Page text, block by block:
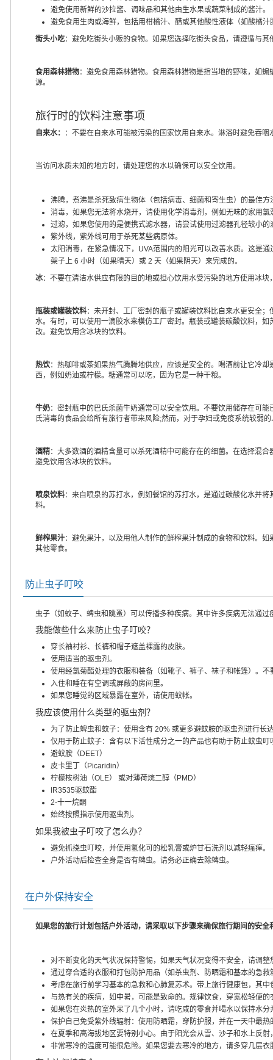
避免使用新鲜的沙拉酱、调味品和其他由生水果或蔬菜制成的酱汁。
避免食用生肉或海鲜，包括用柑橘汁、醋或其他酸性液体（如酸橘汁
街头小吃：避免吃街头小贩的食物。如果您选择吃街头食品，请遵循与
食用森林猎物：避免食用森林猎物。食用森林猎物是指当地的野味，如
源。
旅行时的饮料注意事项
自来水： ：不要在自来水可能被污染的国家饮用自来水。淋浴时避免吞
当访问水质未知的地方时，请处理您的水以确保可以安全饮用。
沸腾，煮沸是杀死致病生物体（包括病毒、细菌和寄生虫）的最佳方
消毒，如果您无法将水烧开，请使用化学消毒剂，例如无味的家用
过滤，如果您使用的是便携式滤水器，请尝试使用过滤器孔径较小
紫外线，紫外线可用于杀死某些病原体。
太阳消毒，在紧急情况下，UVA范围内的阳光可以改善水质。这是
架子上 6 小时（如果晴天）或 2 天（如果阴天）来完成的。
冰：不要在清洁水供应有限的目的地或担心饮用水受污染的地方使用冰
瓶装或罐装饮料：未开封、工厂密封的瓶子或罐装饮料比自来水更安全
水。有时，可以使用一滴胶水来模仿工厂密封。瓶装或罐装碳酸饮料，
改。避免饮用含冰块的饮料。
热饮：热咖啡或茶如果热气腾腾地供应，应该是安全的。喝酒前让它冷
西，例如奶油或柠檬。糖通常可以吃，因为它是一种干粮。
牛奶：密封瓶中的巴氏杀菌牛奶通常可以安全饮用。不要饮用储存在可
氏消毒的食品会给所有旅行者带来风险;然而，对于孕妇或免疫系统较弱
酒精：大多数酒的酒精含量可以杀死酒精中可能存在的细菌。在选择混
避免饮用含冰块的饮料。
喷泉饮料：来自喷泉的苏打水，例如餐馆的苏打水，是通过碳酸化水并
料。
鲜榨果汁：避免果汁，以及用他人制作的鲜榨果汁制成的食物和饮料。
其他零食。
防止虫子叮咬
虫子（如蚊子、蜱虫和跳蚤）可以传播多种疾病。其中许多疾病无法通
我能做些什么来防止虫子叮咬？
穿长袖衬衫、长裤和帽子遮盖裸露的皮肤。
使用适当的驱虫剂。
使用经氯菊酯处理的衣服和装备（如靴子、裤子、袜子和帐篷）。
入住和睡在有空调或屏蔽的房间里。
如果您睡觉的区域暴露在室外，请使用蚊帐。
我应该使用什么类型的驱虫剂？
为了防止蜱虫和蚊子：使用含有 20% 或更多避蚊胺的驱虫剂进行长
仅用于防止蚊子：含有以下活性成分之一的产品也有助于防止蚊虫
避蚊胺（DEET）
皮卡里丁（Picaridin）
柠檬桉树油（OLE） 或对薄荷烷二醇（PMD）
IR3535驱蚊酯
2-十一烷酮
始终按照指示使用驱虫剂。
如果我被虫子叮咬了怎么办？
避免抓挠虫叮咬，并使用氢化可的松乳膏或炉甘石洗剂以减轻瘙痒。
户外活动后检查全身是否有蜱虫。请务必正确去除蜱虫。
在户外保持安全
如果您的旅行计划包括户外活动，请采取以下步骤来确保旅行期间的安全
对不断变化的天气状况保持警惕，如果天气状况变得不安全，请调整
通过穿合适的衣服和打包防护用品（如杀虫剂、防晒霜和基本的急救
考虑在旅行前学习基本的急救和心肺复苏术。带上旅行健康包，其
与热有关的疾病，如中暑，可能是致命的。规律饮食，穿宽松轻便
如果您在炎热的室外呆了几个小时，请吃咸的零食并喝水以保持水
保护自己免受紫外线辐射：使用防晒霜，穿防护服，并在一天中最热
在夏季和高海拔地区要特别小心。由于阳光会从雪、沙子和水上反
非常寒冷的温度可能很危险。如果您要去寒冷的地方，请多穿几层